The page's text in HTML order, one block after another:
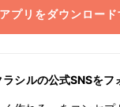
アプリをダウンロード
ラシルの公式SNSをフ